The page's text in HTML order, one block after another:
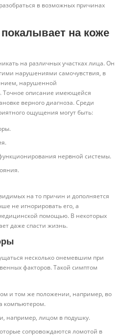
в возможных причинах
на коже
на различных участках лица. Он
нарушениями самочувствия, в
нарушенной
Точное описание имеющейся
верного диагноза. Среди
ощущения могут быть:
нервной системы.
на то причин и дополняется
не игнорировать его, а
помощью. В некоторых
даже спасти жизнь.
несколько онемевшим при
факторов. Такой симптом
и том же положении, например, во
компьютером.
например, лицом в подушку.
сопровождаются ломотой в